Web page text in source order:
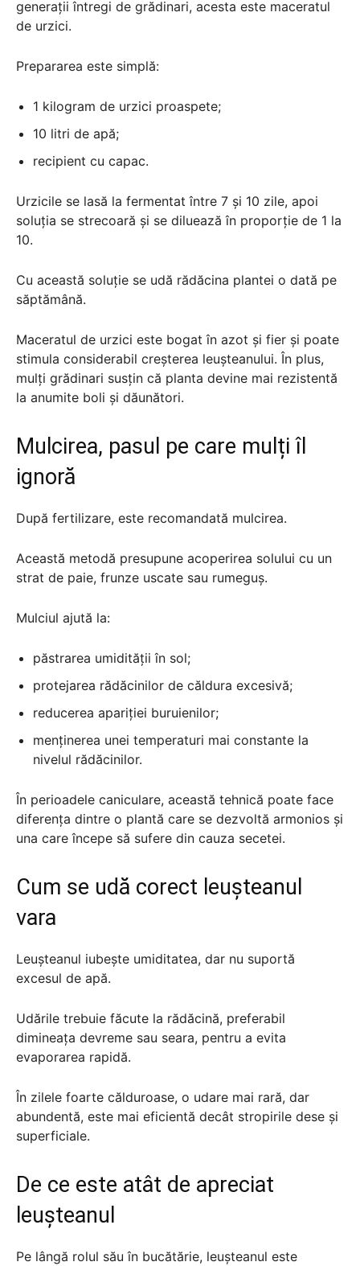
generații întregi de grădinari, acesta este maceratul
de urzici.
Prepararea este simplă:
1 kilogram de urzici proaspete;
10 litri de apă;
recipient cu capac.
Urzicile se lasă la fermentat între 7 și 10 zile, apoi
soluția se strecoară și se diluează în proporție de 1 la
10.
Cu această soluție se udă rădăcina plantei o dată pe
săptămână.
Maceratul de urzici este bogat în azot și fier și poate
stimula considerabil creșterea leușteanului. În plus,
mulți grădinari susțin că planta devine mai rezistentă
la anumite boli și dăunători.
Mulcirea, pasul pe care mulți îl
ignoră
După fertilizare, este recomandată mulcirea.
Această metodă presupune acoperirea solului cu un
strat de paie, frunze uscate sau rumeguș.
Mulciul ajută la:
păstrarea umidității în sol;
protejarea rădăcinilor de căldura excesivă;
reducerea apariției buruienilor;
menținerea unei temperaturi mai constante la
nivelul rădăcinilor.
În perioadele caniculare, această tehnică poate face
diferența dintre o plantă care se dezvoltă armonios și
una care începe să sufere din cauza secetei.
Cum se udă corect leușteanul
vara
Leușteanul iubește umiditatea, dar nu suportă
excesul de apă.
Udările trebuie făcute la rădăcină, preferabil
dimineața devreme sau seara, pentru a evita
evaporarea rapidă.
În zilele foarte călduroase, o udare mai rară, dar
abundentă, este mai eficientă decât stropirile dese și
superficiale.
De ce este atât de apreciat
leușteanul
Pe lângă rolul său în bucătărie, leușteanul este